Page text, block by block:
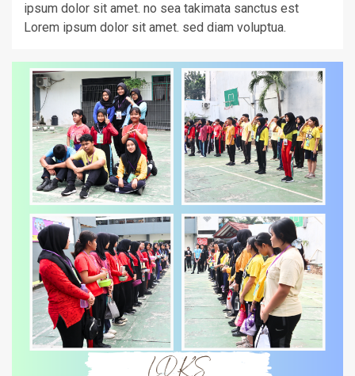
ipsum dolor sit amet. no sea takimata sanctus est
Lorem ipsum dolor sit amet. sed diam voluptua.